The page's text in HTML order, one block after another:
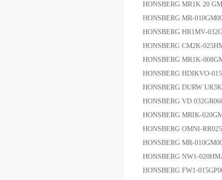
HONSBERG MR1K 20
HONSBERG MR-
HONSBERG HR1MV-
HONSBERG CM2K-
HONSBERG MR1K-
HONSBERG HDIKVO-
HONSBERG DURW
HONSBERG VD
HONSBERG MRIK-
HONSBERG OMNI-
HONSBERG MR-
HONSBERG NW1-
HONSBERG FW1-